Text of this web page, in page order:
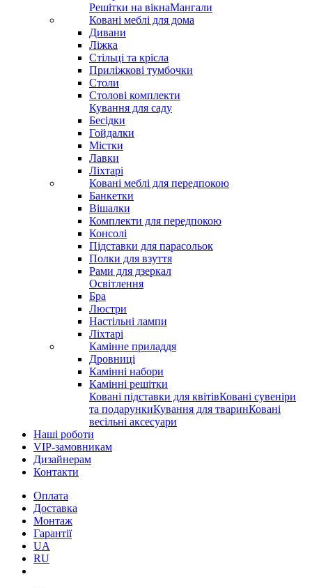
Решітки на вікнаМангали
Ковані меблі для дома
Дивани
Ліжка
Стільці та крісла
Приліжкові тумбочки
Столи
Столові комплекти
Кування для саду
Бесідки
Гойдалки
Містки
Лавки
Ліхтарі
Ковані меблі для передпокою
Банкетки
Вішалки
Комплекти для передпокою
Консолі
Підставки для парасольок
Полки для взуття
Рами для дзеркал
Освітлення
Бра
Люстри
Настільні лампи
Ліхтарі
Камінне приладдя
Дровниці
Камінні набори
Камінні решітки
Ковані підставки для квітівКовані сувеніри
та подарункиКування для тваринКовані
весільні аксесуари
Наші роботи
VIP-замовникам
Дизайнерам
Контакти
Оплата
Доставка
Монтаж
Гарантії
UA
RU